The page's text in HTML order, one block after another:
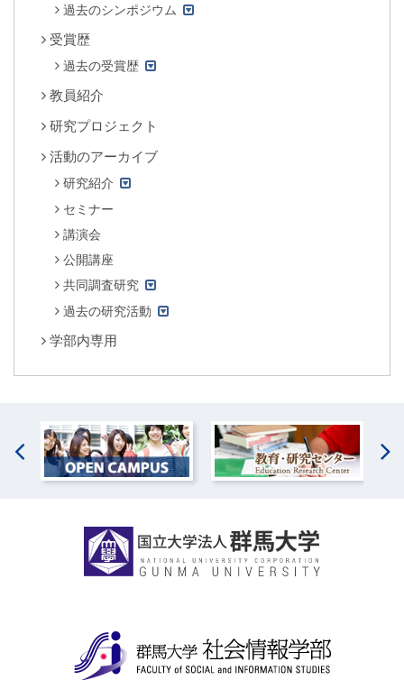
過去のシンポジウム
受賞歴
過去の受賞歴
教員紹介
研究プロジェクト
活動のアーカイブ
研究紹介
セミナー
講演会
公開講座
共同調査研究
過去の研究活動
学部内専用